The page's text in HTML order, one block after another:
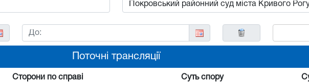
Поточні трансляції
Сторони по справі Суть спору